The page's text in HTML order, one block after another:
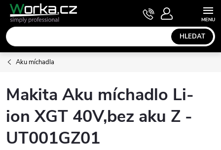
Přejít
obsah
HLEDAT
NÁKUPNÍ
KOŠÍK
Aku míchadla
Makita Aku míchadlo Li-
ion XGT 40V,bez aku Z -
UT001GZ01